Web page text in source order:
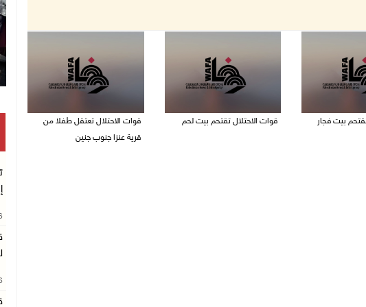
بيت فجار
قوات الاحتلال تقتحم بيت لحم
قوات الاحتلال تعتقل طفلا من
قرية عنزا جنوب جنين